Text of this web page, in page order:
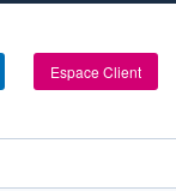
Espace Client